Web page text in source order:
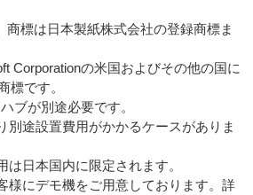
標は日本製紙株式会社の登録商標ま
の米国およびその他の国に
標です。
が別途必要です。
途設置費用がかかるケースがありま
日本国内に限定されます。
にデモ機をご用意しております。詳